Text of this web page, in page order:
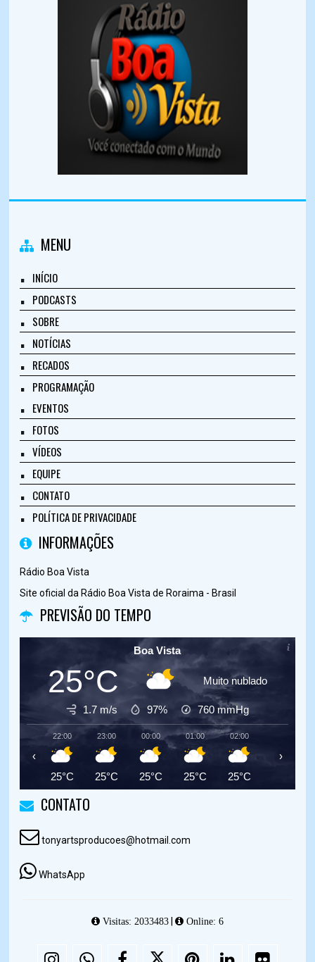
MENU
INÍCIO
PODCASTS
SOBRE
NOTÍCIAS
RECADOS
PROGRAMAÇÃO
EVENTOS
FOTOS
VÍDEOS
EQUIPE
CONTATO
POLÍTICA DE PRIVACIDADE
INFORMAÇÕES
Rádio Boa Vista
Site oficial da Rádio Boa Vista de Roraima - Brasil
PREVISÃO DO TEMPO
Boa Vista
25°C Muito nublado
1.7 m/s 97% 760 mmHg
22:00
25°C
23:00
25°C
00:00
25°C
01:00
25°C
02:00
25°C
‹ ›
CONTATO
tonyartsproducoes@hotmail.com
WhatsApp
Visitas: 2033483| Online: 6